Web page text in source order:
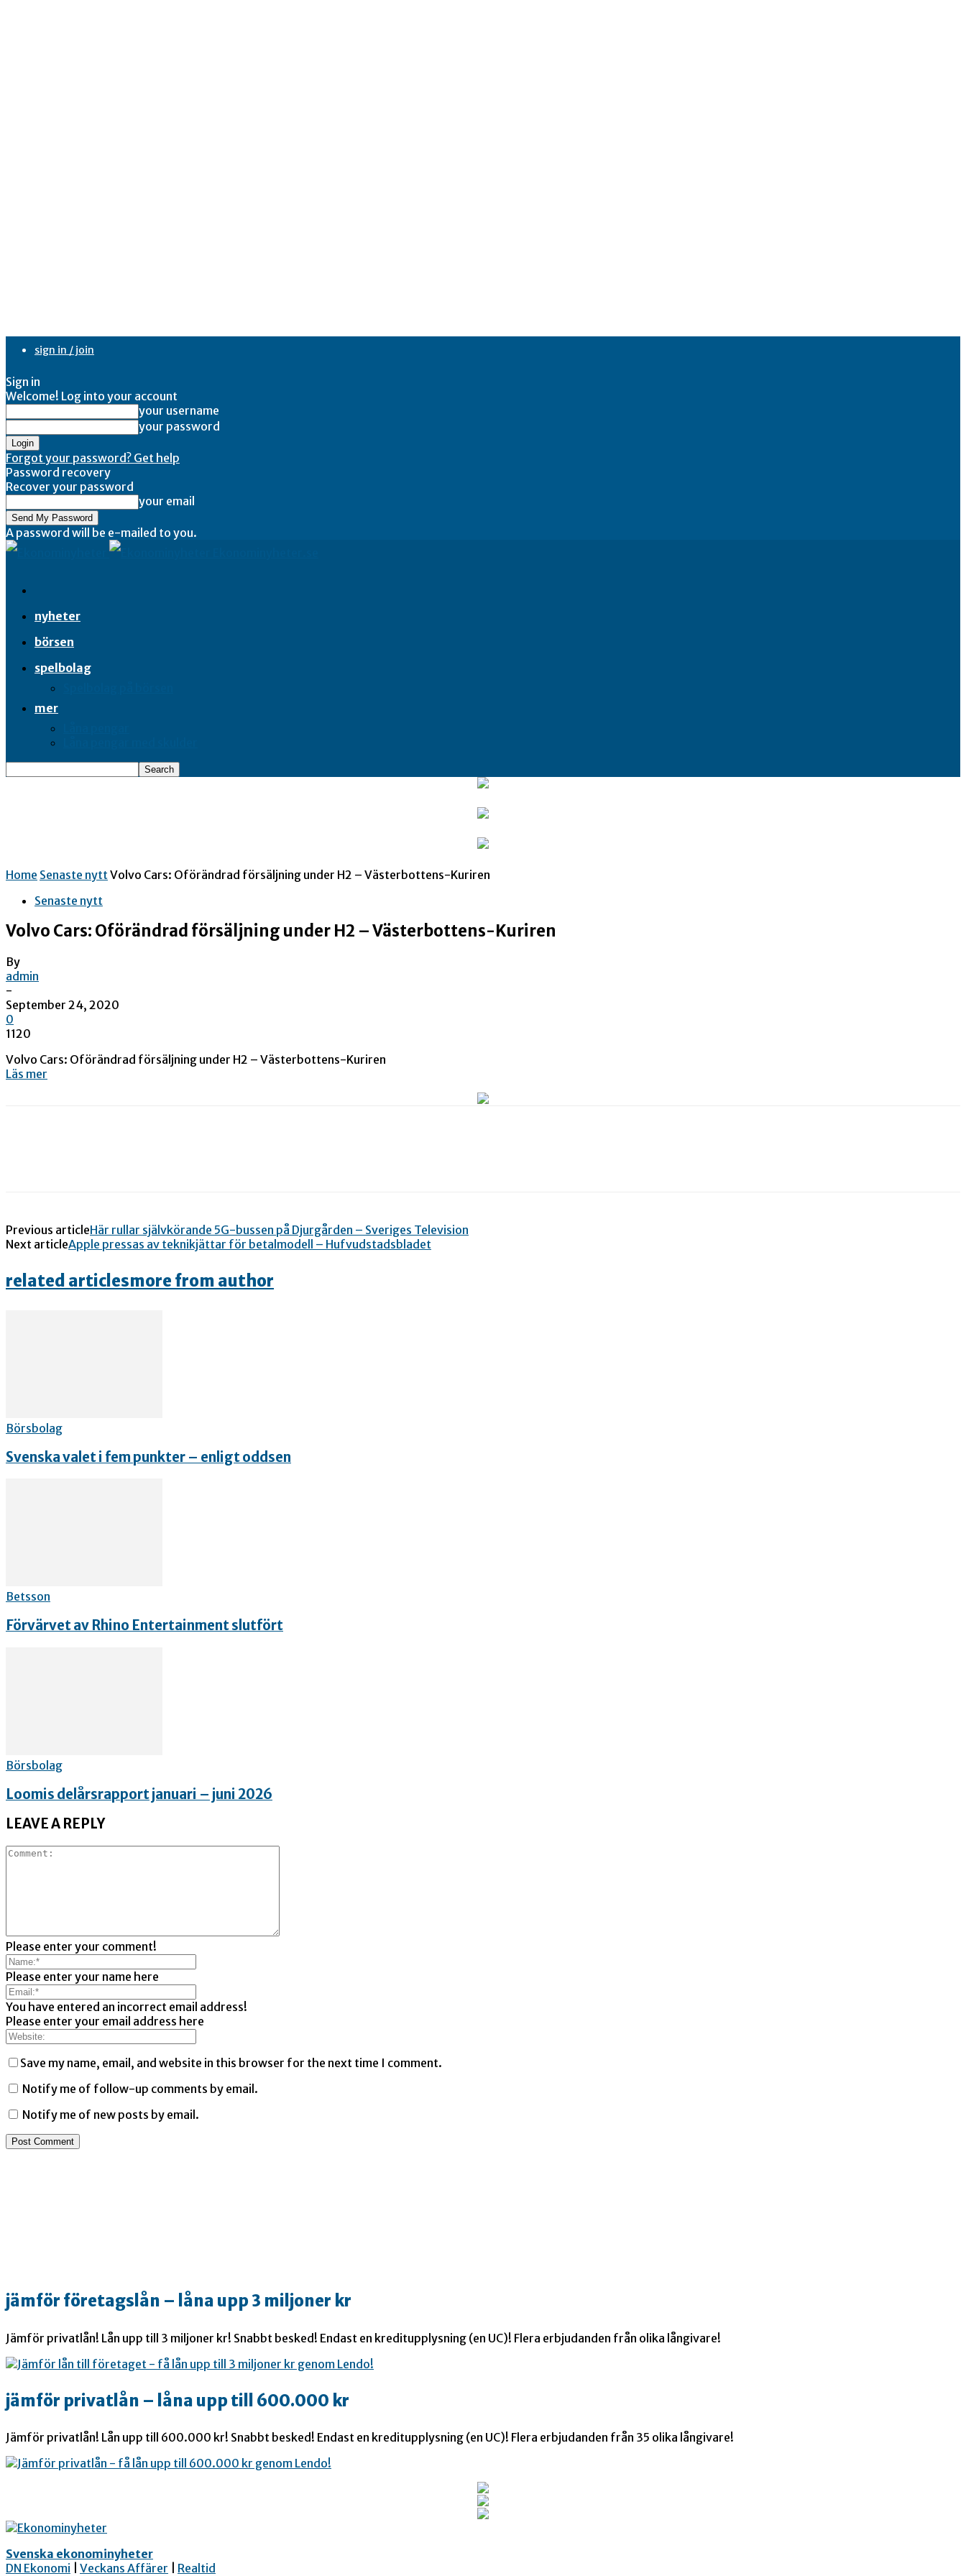
sign in / join
Sign in
Welcome! Log into your account
your username
your password
Forgot your password? Get help
Password recovery
Recover your password
your email
A password will be e-mailed to you.
nyheter
börsen
spelbolag
mer
Home Senaste nytt Volvo Cars: Oförändrad försäljning under H2 – Västerbottens-Kuriren
Senaste nytt
Volvo Cars: Oförändrad försäljning under H2 – Västerbottens-Kuriren
By
admin
-
September 24, 2020
0
1120
Volvo Cars: Oförändrad försäljning under H2 – Västerbottens-Kuriren
Läs mer
Previous articleHär rullar självkörande 5G-bussen på Djurgården – Sveriges Television
Next articleApple pressas av teknikjättar för betalmodell – Hufvudstadsbladet
related articlesmore from author
Börsbolag
Svenska valet i fem punkter – enligt oddsen
Betsson
Förvärvet av Rhino Entertainment slutfört
Börsbolag
Loomis delårsrapport januari – juni 2026
LEAVE A REPLY
Please enter your comment!
Please enter your name here
You have entered an incorrect email address!
Please enter your email address here
Save my name, email, and website in this browser for the next time I comment.
Notify me of follow-up comments by email.
Notify me of new posts by email.
jämför företagslån – låna upp 3 miljoner kr
Jämför privatlån! Lån upp till 3 miljoner kr! Snabbt besked! Endast en kreditupplysning (en UC)! Flera erbjudanden från olika långivare!
jämför privatlån – låna upp till 600.000 kr
Jämför privatlån! Lån upp till 600.000 kr! Snabbt besked! Endast en kreditupplysning (en UC)! Flera erbjudanden från 35 olika långivare!
Svenska ekonominyheter
DN Ekonomi
Veckans Affärer
Realtid